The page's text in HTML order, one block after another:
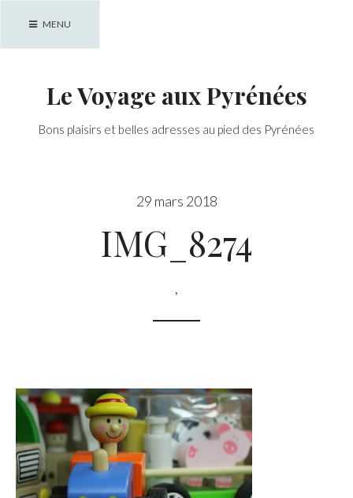
MENU
Le Voyage aux Pyrénées
Bons plaisirs et belles adresses au pied des Pyrénées
29 mars 2018
IMG_8274
,